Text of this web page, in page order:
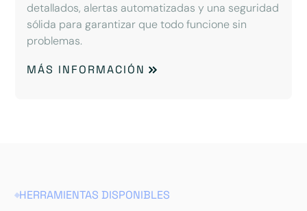
detallados, alertas automatizadas y una seguridad
sólida para garantizar que todo funcione sin
problemas.
MÁS INFORMACIÓN
HERRAMIENTAS DISPONIBLES